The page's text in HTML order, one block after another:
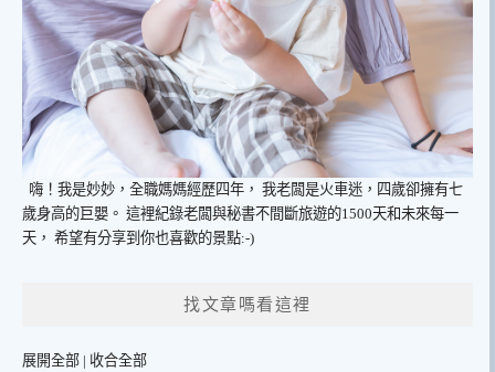
嗨！我是妙妙，全職媽媽經歷四年， 我老闆是火車迷，四歲卻擁有七
歲身高的巨嬰。 這裡紀錄老闆與秘書不間斷旅遊的1500天和未來每一
天， 希望有分享到你也喜歡的景點:-)
找文章嗎看這裡
展開全部 | 收合全部